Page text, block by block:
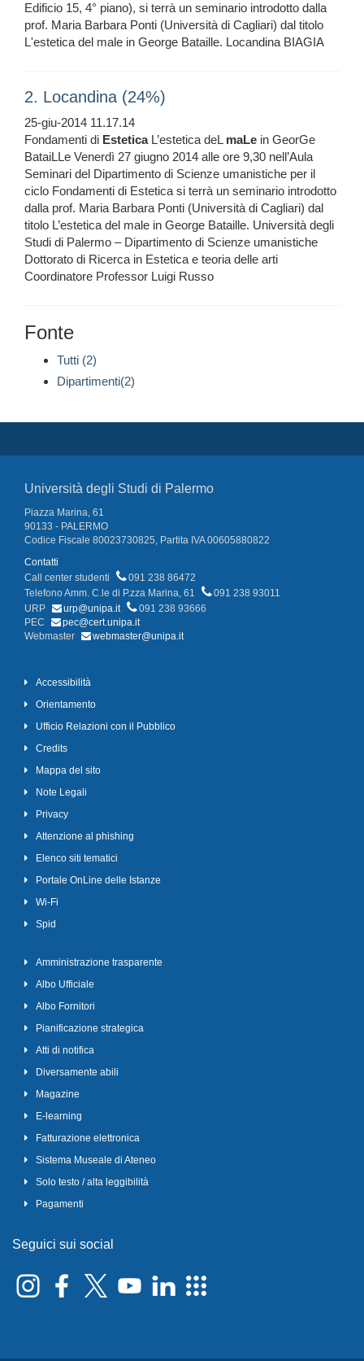
Edificio 15, 4° piano), si terrà un seminario introdotto dalla
prof. Maria Barbara Ponti (Università di Cagliari) dal titolo
L'estetica del male in George Bataille. Locandina BIAGIA
2. Locandina (24%)
25-giu-2014 11.17.14
Fondamenti di EsteticaL’estetica deL maLe in GeorGe
BataiLLe Venerdì 27 giugno 2014 alle ore 9,30 nell’Aula
Seminari del Dipartimento di Scienze umanistiche per il
ciclo Fondamenti di Estetica si terrà un seminario introdotto
dalla prof. Maria Barbara Ponti (Università di Cagliari) dal
titolo L’estetica del male in George Bataille. Università degli
Studi di Palermo – Dipartimento di Scienze umanistiche
Dottorato di Ricerca in Estetica e teoria delle arti
Coordinatore Professor Luigi Russo
Fonte
Tutti (2)
Dipartimenti(2)
Università degli Studi di Palermo
Piazza Marina, 61
90133 - PALERMO
Codice Fiscale 80023730825, Partita IVA 00605880822
Contatti
Call center studenti
091 238 86472
Telefono Amm. C.le di P.zza Marina, 61
091 238 93011
URP
urp@unipa.it
091 238 93666
PEC
pec@cert.unipa.it
Webmaster
webmaster@unipa.it
Accessibilità
Orientamento
Ufficio Relazioni con il Pubblico
Credits
Mappa del sito
Note Legali
Privacy
Attenzione al phishing
Elenco siti tematici
Portale OnLine delle Istanze
Wi-Fi
Spid
Amministrazione trasparente
Albo Ufficiale
Albo Fornitori
Pianificazione strategica
Atti di notifica
Diversamente abili
Magazine
E-learning
Fatturazione elettronica
Sistema Museale di Ateneo
Solo testo / alta leggibilità
Pagamenti
Seguici sui social